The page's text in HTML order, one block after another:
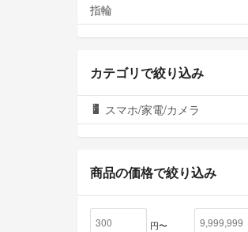
指輪
カテゴリで絞り込み
スマホ/家電/カメラ
商品の価格で絞り込み
円〜